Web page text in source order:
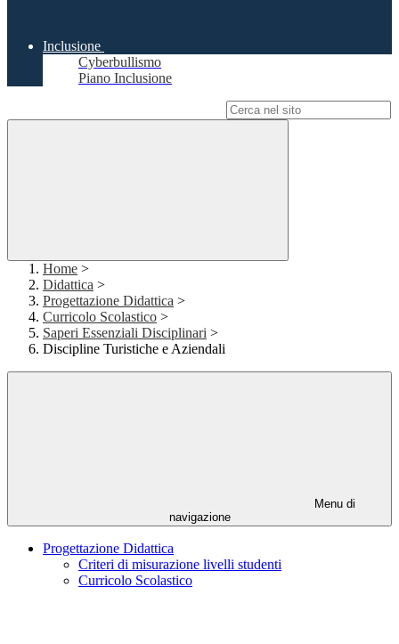
Inclusione
Cyberbullismo
Piano Inclusione
Home >
Didattica >
Progettazione Didattica >
Curricolo Scolastico >
Saperi Essenziali Disciplinari >
Discipline Turistiche e Aziendali
Menu di
navigazione
Progettazione Didattica
Criteri di misurazione livelli studenti
Curricolo Scolastico